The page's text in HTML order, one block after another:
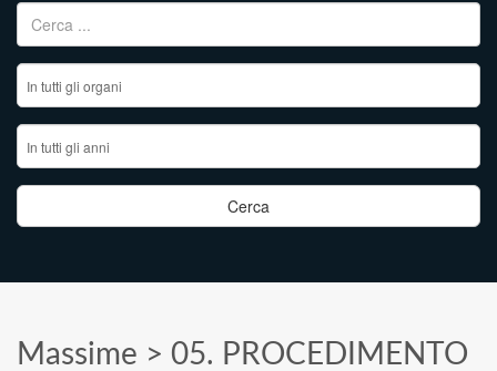
Ricerca per:
Massime > 05. PROCEDIMENTO